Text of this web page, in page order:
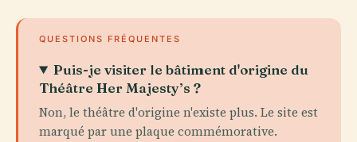
QUESTIONS FRÉQUENTES
Puis-je visiter le bâtiment d'origine du
Théâtre Her Majesty’s ?
Non, le théâtre d'origine n'existe plus. Le site est
marqué par une plaque commémorative.